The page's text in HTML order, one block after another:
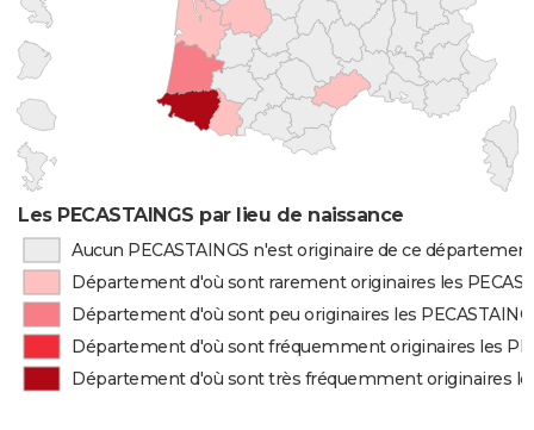
Les PECASTAINGS par lieu de naissance
Aucun PECASTAINGS n'est originaire de ce
Département d'où sont rarement originaires les
Département d'où sont peu originaires les
Département d'où sont fréquemment originaires les
Département d'où sont très fréquemment originaires